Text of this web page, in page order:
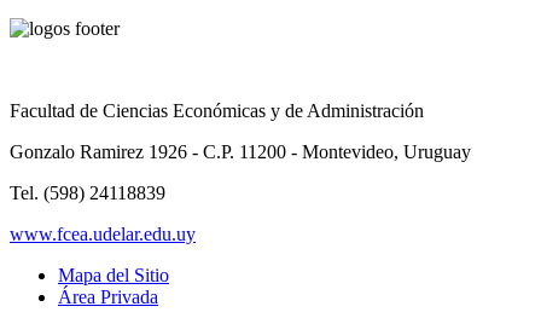
Facultad de Ciencias Económicas y de Administración
Gonzalo Ramirez 1926 - C.P. 11200 - Montevideo, Uruguay
Tel. (598) 24118839
www.fcea.udelar.edu.uy
Mapa del Sitio
Área Privada